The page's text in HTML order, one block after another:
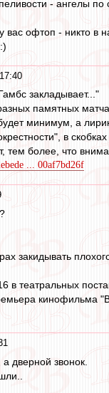
- ангелы
офтоп - никто в
закладывает..."
памятных
минимум, а
в
тем более, что
... 00af7bd26f
закидывать
в театральных
кинофильма
а дверной звонок.